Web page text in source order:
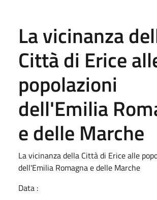
La vicinanza
Città di Erice
popolazioni
dell'Emilia
e delle Marche
La vicinanza della Città di Erice alle
dell'Emilia Romagna e delle Marche
Data :